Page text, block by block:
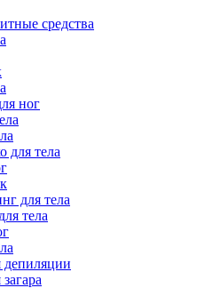
средства
ног
для тела
для тела
тела
депиляции